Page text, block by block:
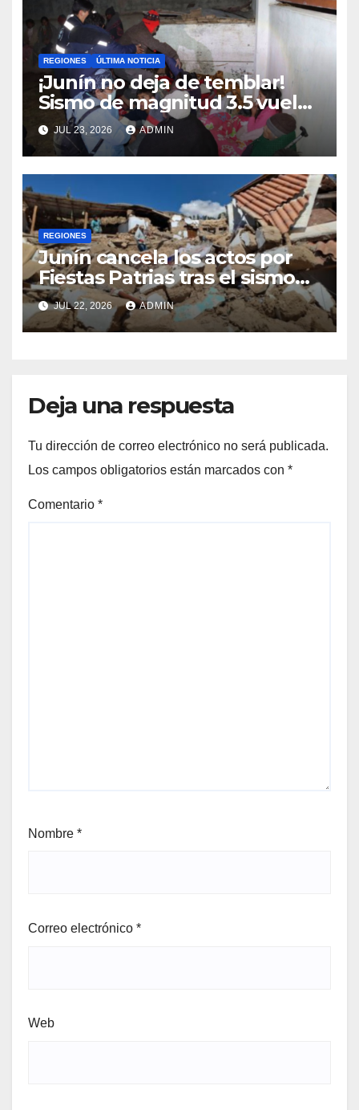
REGIONES ÚLTIMA NOTICIA
¡Junín no deja de temblar!
Sismo de magnitud 3.5 vuelve
a sacudir Chupaca
JUL 23, 2026 ADMIN
REGIONES
Junín cancela los actos por
Fiestas Patrias tras el sismo
que dejó cinco fallecidos en
Chupaca
JUL 22, 2026 ADMIN
Deja una respuesta
Tu dirección de correo electrónico no será publicada.
Los campos obligatorios están marcados con *
Comentario *
Nombre *
Correo electrónico *
Web